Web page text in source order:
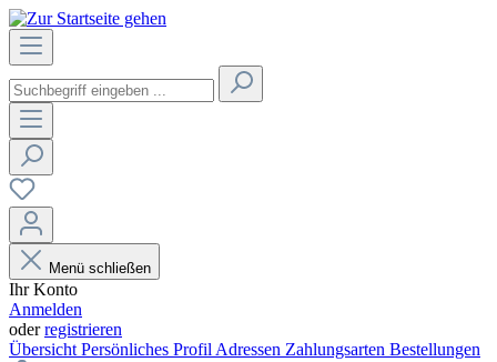
Menü schließen
Ihr Konto
Anmelden
oderregistrieren
Übersicht Persönliches Profil Adressen Zahlungsarten Bestellungen